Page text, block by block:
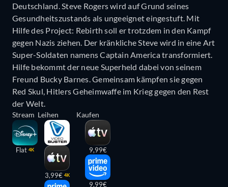
Deutschland. Steve Rogers wird auf Grund seines
Gesundheitszustands als ungeeignet eingestuft. Mit
Hilfe des Project: Rebirth soll er trotzdem in den Kampf
gegen Nazis ziehen. Der kränkliche Steve wird in eine Art
Super-Soldaten namens Captain America transformiert.
Hilfe bekommt der neue Superheld dabei von seinem
Freund Bucky Barnes. Gemeinsam kämpfen sie gegen
Red Skul, Hitlers Geheimwaffe im Krieg gegen den Rest
der Welt.
Stream
Flat 4K
Leihen
3,99€ 4K
Kaufen
9,99€
9,99€